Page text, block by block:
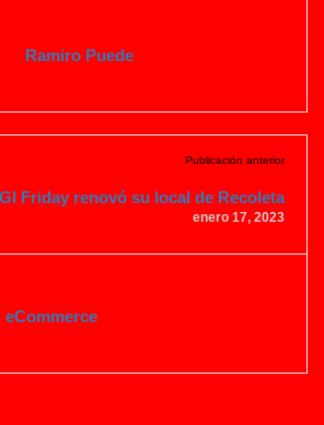
Ramiro Puede
Publicación anterior
Friday renovó su local de Recoleta
enero 17, 2023
eCommerce